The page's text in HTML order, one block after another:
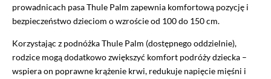
prowadnicach pasa Thule Palm zapewnia komfortową pozycję i
bezpieczeństwo dzieciom o wzroście od 100 do 150 cm.
Korzystając z podnóżka Thule Palm (dostępnego oddzielnie),
rodzice mogą dodatkowo zwiększyć komfort podróży dziecka –
wspiera on poprawne krążenie krwi, redukuje napięcie mięśni i